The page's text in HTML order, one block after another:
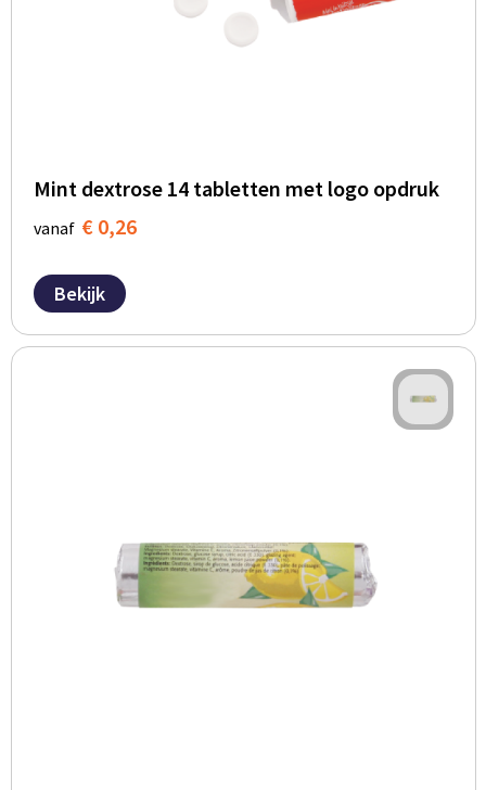
Mint dextrose 14 tabletten met logo opdruk
vanaf € 0,26
Bekijk